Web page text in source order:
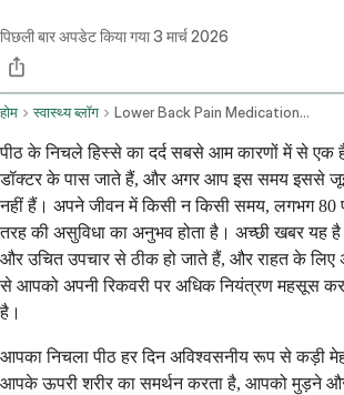
पिछली बार अपडेट किया गया3 मार्च 2026
होम स्वास्थ्य ब्लॉग Lower Back Pain Medications And Potential Diagnoses
पीठ के निचले हिस्से का दर्द सबसे आम कारणों में से एक
डॉक्टर के पास जाते हैं, और अगर आप इस समय इससे
नहीं हैं। अपने जीवन में किसी न किसी समय, लगभग 80
तरह की असुविधा का अनुभव होता है। अच्छी खबर यह
और उचित उपचार से ठीक हो जाते हैं, और राहत के
से आपको अपनी रिकवरी पर अधिक नियंत्रण महसूस
है।
आपका निचला पीठ हर दिन अविश्वसनीय रूप से कड़ी
आपके ऊपरी शरीर का समर्थन करता है, आपको मुड़ने